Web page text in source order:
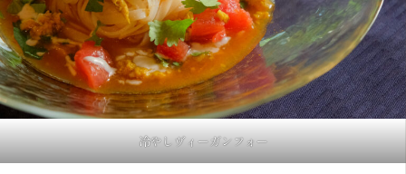
冷やしヴィーガンフォー